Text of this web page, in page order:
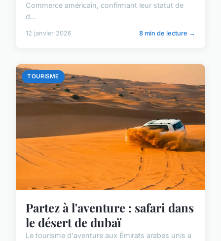
Commerce américain, confirmant leur statut de
d...
12 janvier 2026 8 min de lecture →
TOURISME
Partez à l'aventure : safari dans
le désert de dubaï
Le tourisme d'aventure aux Émirats arabes unis a